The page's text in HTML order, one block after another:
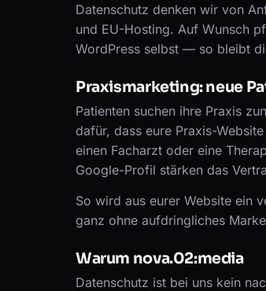
Datenschutz denken wir von
und EU-Hosting. Auf Wunsch
WordPress selbst — so bleibt
Praxismarketing: neue
Patienten suchen ihre Praxis
dafür, dass eure Praxis-
einen Facharzt oder eine
Google-Profil stärken das
So wird aus eurer Website ein
ganz ohne aufdringliches
Warum nova.02:media
Datenschutz ist bei uns kein